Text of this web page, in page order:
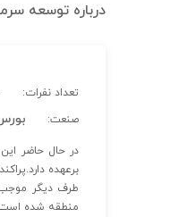
درباره توسعه
تعداد نفرات:
صنعت:
برعهده
طرف دیگر موجب
منطقه شده است.